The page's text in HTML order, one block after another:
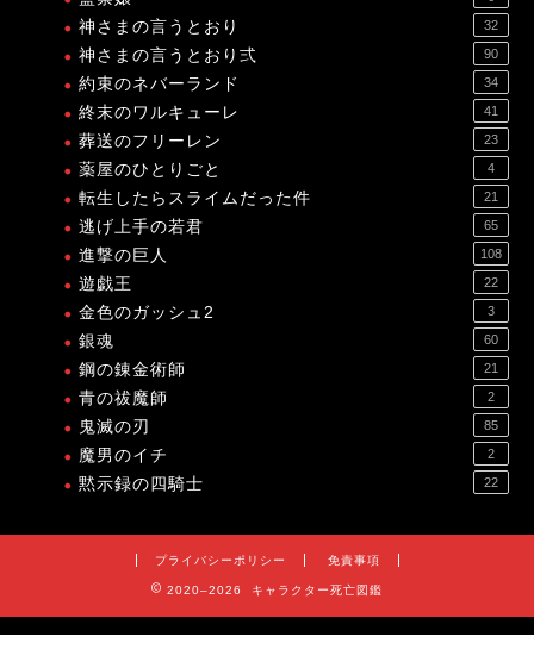
神さまの言うとおり 32
神さまの言うとおり弍 90
約束のネバーランド 34
終末のワルキューレ 41
葬送のフリーレン 23
薬屋のひとりごと 4
転生したらスライムだった件 21
逃げ上手の若君 65
進撃の巨人 108
遊戯王 22
金色のガッシュ2 3
銀魂 60
鋼の錬金術師 21
青の祓魔師 2
鬼滅の刃 85
魔男のイチ 2
黙示録の四騎士 22
プライバシーポリシー 免責事項
2020–2026 キャラクター死亡図鑑